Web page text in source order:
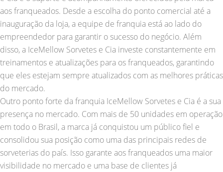
aos franqueados. Desde a escolha do ponto comercial até a
inauguração da loja, a equipe de franquia está ao lado do
empreendedor para garantir o sucesso do negócio. Além
disso, a IceMellow Sorvetes e Cia investe constantemente em
treinamentos e atualizações para os franqueados, garantindo
que eles estejam sempre atualizados com as melhores práticas
do mercado.
Outro ponto forte da franquia IceMellow Sorvetes e Cia é a sua
presença no mercado. Com mais de 50 unidades em operação
em todo o Brasil, a marca já conquistou um público fiel e
consolidou sua posição como uma das principais redes de
sorveterias do país. Isso garante aos franqueados uma maior
visibilidade no mercado e uma base de clientes já